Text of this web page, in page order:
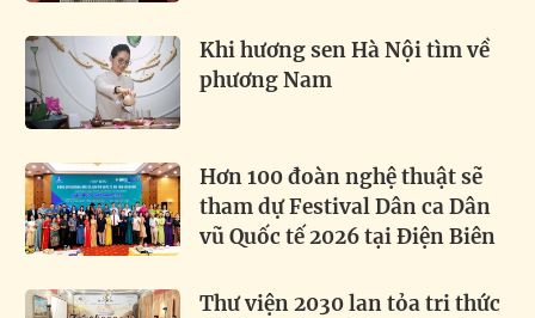
Khi hương sen Hà Nội tìm về
phương Nam
Hơn 100 đoàn nghệ thuật sẽ
tham dự Festival Dân ca Dân
vũ Quốc tế 2026 tại Điện Biên
Thư viện 2030 lan tỏa tri thức